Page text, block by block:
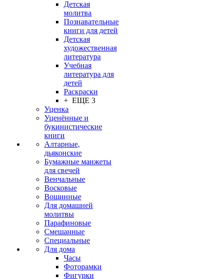
Детская
молитва
Познавательные
книги для детей
Детская
художественная
литература
Учебная
литература для
детей
Раскраски
+ ЕЩЕ 3
Уценка
Уценённые и
букинистические
книги
Алтарные,
дьяконские
Бумажные манжеты
для свечей
Венчальные
Восковые
Вощинные
Для домашней
молитвы
Парафиновые
Смешанные
Специальные
Для дома
Часы
Фоторамки
Фигурки